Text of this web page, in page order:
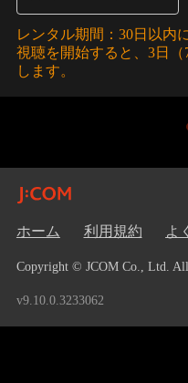
レンタル期間：30日以内
視聴を開始すると、3日
します。
ホーム 利用規約 よ
Copyright © JCOM Co., Ltd. All
v9.10.0.3233062